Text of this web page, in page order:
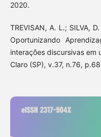
2020.
TREVISAN, A. L.; SILVA,
Oportunizando
interações discursivas em
Claro (SP), v.37, n.76,